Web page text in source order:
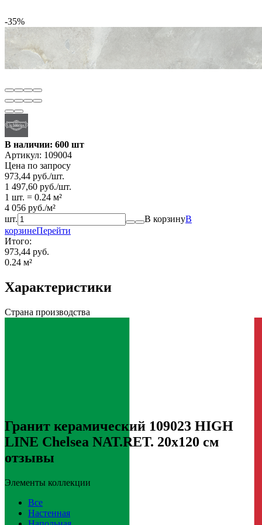
-35%
В наличии: 600 шт
Артикул: 109004
Цена по запросу
973,44 руб./шт.
1 497,60 руб./шт.
1 шт. = 0.24 м²
4 056 руб./м²
шт.
В корзинуВ
корзинеПерейти
Итого:
973,44 руб.
0.24 м²
Характеристики
Страна производства
Гранит керамический 109023 HIGH
LINE Chelsea NAT.RET. 20x120 см
отзывы
Элементы коллекции
Все
Настенная